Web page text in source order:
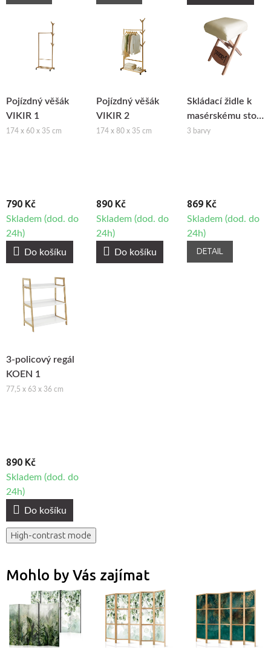
Pojízdný věšák
VIKIR 1
174 x 60 x 35 cm
790 Kč
Skladem (dod. do
24h)
Do košíku
Pojízdný věšák
VIKIR 2
174 x 80 x 35 cm
890 Kč
Skladem (dod. do
24h)
Do košíku
Skládací židle k
masérskému stolu
Tandem
3 barvy
869 Kč
Skladem (dod. do
24h)
DETAIL
3-policový regál
KOEN 1
77,5 x 63 x 36 cm
890 Kč
Skladem (dod. do
24h)
Do košíku
High-contrast mode
Mohlo by Vás zajímat